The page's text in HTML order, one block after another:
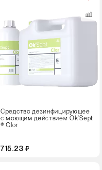
Средство дезинфицирующее
с моющим действием Ok’Sept
® Clor
715.23 ₽